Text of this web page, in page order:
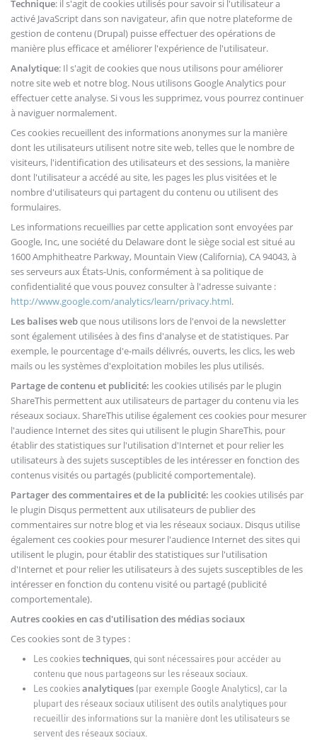
Technique: il s'agit de cookies utilisés pour savoir si l'utilisateur a
activé JavaScript dans son navigateur, afin que notre plateforme de
gestion de contenu (Drupal) puisse effectuer des opérations de
manière plus efficace et améliorer l'expérience de l'utilisateur.
Analytique: Il s'agit de cookies que nous utilisons pour améliorer
notre site web et notre blog. Nous utilisons Google Analytics pour
effectuer cette analyse. Si vous les supprimez, vous pourrez continuer
à naviguer normalement.
Ces cookies recueillent des informations anonymes sur la manière
dont les utilisateurs utilisent notre site web, telles que le nombre de
visiteurs, l'identification des utilisateurs et des sessions, la manière
dont l'utilisateur a accédé au site, les pages les plus visitées et le
nombre d'utilisateurs qui partagent du contenu ou utilisent des
formulaires.
Les informations recueillies par cette application sont envoyées par
Google, Inc, une société du Delaware dont le siège social est situé au
1600 Amphitheatre Parkway, Mountain View (California), CA 94043, à
ses serveurs aux États-Unis, conformément à sa politique de
confidentialité que vous pouvez consulter à l'adresse suivante :
http://www.google.com/analytics/learn/privacy.html.
Les balises webque nous utilisons lors de l'envoi de la newsletter
sont également utilisées à des fins d'analyse et de statistiques. Par
exemple, le pourcentage d'e-mails délivrés, ouverts, les clics, les web
mails ou les systèmes d'exploitation mobiles les plus utilisés.
Partage de contenu et publicité: les cookies utilisés par le plugin
ShareThis permettent aux utilisateurs de partager du contenu via les
réseaux sociaux. ShareThis utilise également ces cookies pour mesurer
l'audience Internet des sites qui utilisent le plugin ShareThis, pour
établir des statistiques sur l'utilisation d'Internet et pour relier les
utilisateurs à des sujets susceptibles de les intéresser en fonction des
contenus visités ou partagés (publicité comportementale).
Partager des commentaires et de la publicité: les cookies utilisés par
le plugin Disqus permettent aux utilisateurs de publier des
commentaires sur notre blog et via les réseaux sociaux. Disqus utilise
également ces cookies pour mesurer l'audience Internet des sites qui
utilisent le plugin, pour établir des statistiques sur l'utilisation
d'Internet et pour relier les utilisateurs à des sujets susceptibles de les
intéresser en fonction du contenu visité ou partagé (publicité
comportementale).
Autres cookies en cas d'utilisation des médias sociaux
Ces cookies sont de 3 types :
Les cookiestechniques , qui sont nécessaires pour accéder au
contenu que nous partageons sur les réseaux sociaux.
Les cookiesanalytiques (par exemple Google Analytics), car la
plupart des réseaux sociaux utilisent des outils analytiques pour
recueillir des informations sur la manière dont les utilisateurs se
servent des réseaux sociaux.